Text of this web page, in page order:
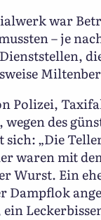
war
– je
Polizei,
wegen des
„Die
waren mit
Wurst. Ein
Dampflok